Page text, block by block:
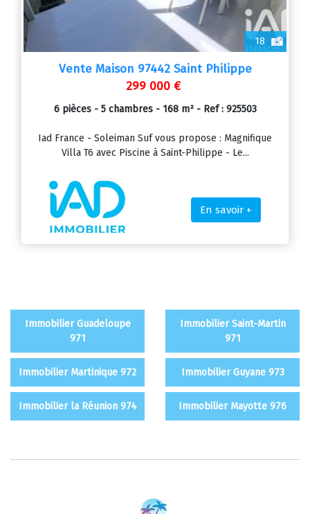
18
Vente Maison 97442 Saint Philippe
299 000 €
6 pièces - 5 chambres - 168 m² - Ref : 925503
Iad France - Soleiman Suf vous propose : Magnifique
Villa T6 avec Piscine à Saint-Philippe - Le...
En savoir +
Immobilier Guadeloupe
971
Immobilier Saint-Martin
971
Immobilier Martinique 972 Immobilier Guyane 973
Immobilier la Réunion 974 Immobilier Mayotte 976